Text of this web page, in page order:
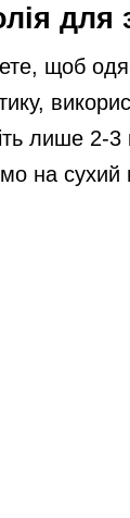
для
щоб
лише 2-3
на сухий